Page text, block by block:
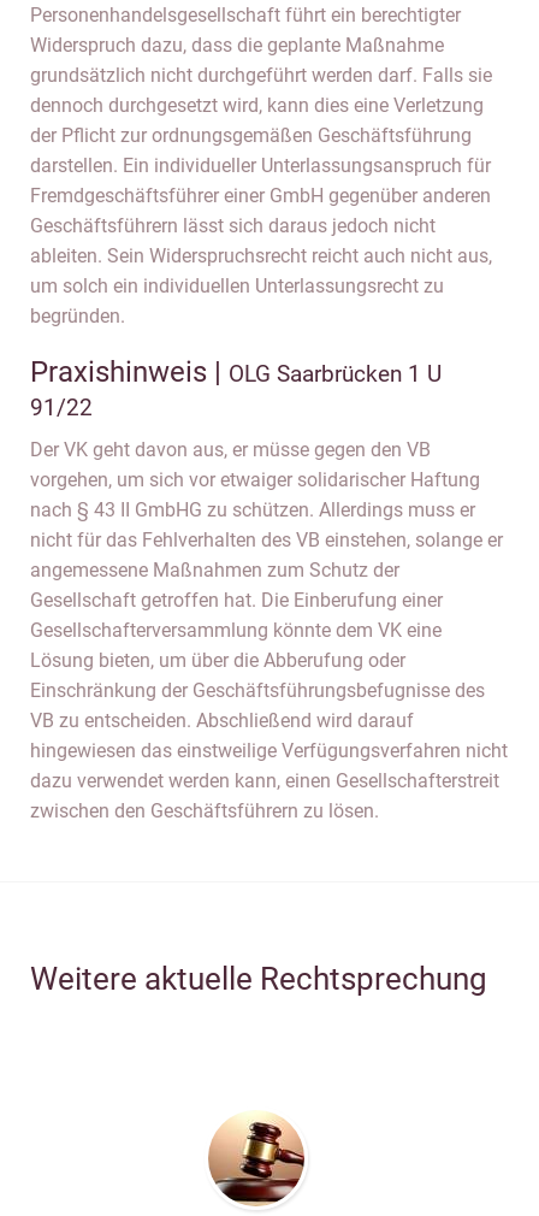
Personenhandelsgesellschaft führt ein berechtigter
Widerspruch dazu, dass die geplante Maßnahme
grundsätzlich nicht durchgeführt werden darf. Falls sie
dennoch durchgesetzt wird, kann dies eine Verletzung
der Pflicht zur ordnungsgemäßen Geschäftsführung
darstellen. Ein individueller Unterlassungsanspruch für
Fremdgeschäftsführer einer GmbH gegenüber anderen
Geschäftsführern lässt sich daraus jedoch nicht
ableiten. Sein Widerspruchsrecht reicht auch nicht aus,
um solch ein individuellen Unterlassungsrecht zu
begründen.
Praxishinweis | OLG Saarbrücken 1 U
91/22
Der VK geht davon aus, er müsse gegen den VB
vorgehen, um sich vor etwaiger solidarischer Haftung
nach § 43 II GmbHG zu schützen. Allerdings muss er
nicht für das Fehlverhalten des VB einstehen, solange er
angemessene Maßnahmen zum Schutz der
Gesellschaft getroffen hat. Die Einberufung einer
Gesellschafterversammlung könnte dem VK eine
Lösung bieten, um über die Abberufung oder
Einschränkung der Geschäftsführungsbefugnisse des
VB zu entscheiden. Abschließend wird darauf
hingewiesen das einstweilige Verfügungsverfahren nicht
dazu verwendet werden kann, einen Gesellschafterstreit
zwischen den Geschäftsführern zu lösen.
Weitere aktuelle Rechtsprechung